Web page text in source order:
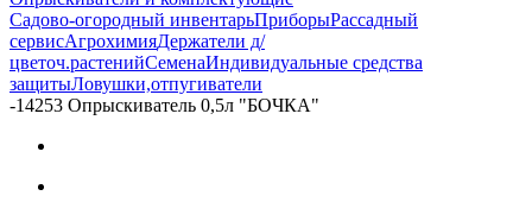
Садово-огородный инвентарьПриборыРассадный
сервисАгрохимияДержатели д/
цветоч.растенийСеменаИндивидуальные средства
защитыЛовушки,отпугиватели
-14253 Опрыскиватель 0,5л "БОЧКА"